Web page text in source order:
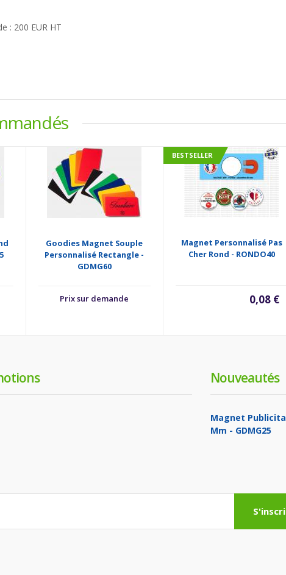
: 200 EUR HT
Goodies Magnet Souple
Personnalisé Rectangle -
GDMG60
Prix sur demande
BESTSELLER
Magnet Personnalisé Pas
Cher Rond - RONDO40
0,08 €
Nouveautés
Magnet
Mm - GDMG25